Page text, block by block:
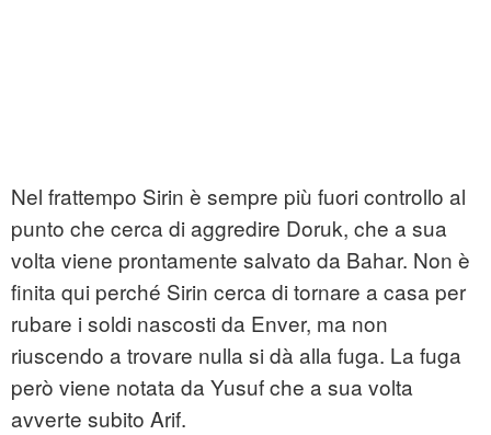
Nel frattempo Sirin è sempre più fuori controllo al
punto che cerca di aggredire Doruk, che a sua
volta viene prontamente salvato da Bahar. Non è
finita qui perché Sirin cerca di tornare a casa per
rubare i soldi nascosti da Enver, ma non
riuscendo a trovare nulla si dà alla fuga. La fuga
però viene notata da Yusuf che a sua volta
avverte subito Arif.